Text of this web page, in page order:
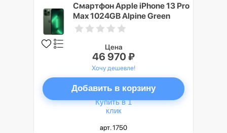
Смартфон Apple iPhone 13 Pro
Max 1024GB Alpine Green
(Зелёный)
Цена
46 970 ₽
Хочу дешевле!
Добавить в корзину
Купить в 1
клик
арт. 1750